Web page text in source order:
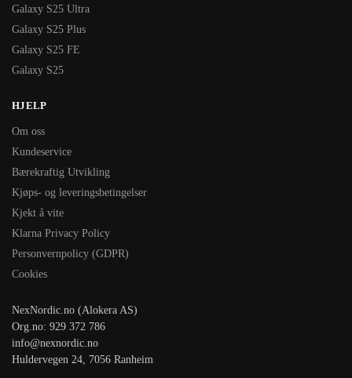
Galaxy S25 Ultra
Galaxy S25 Plus
Galaxy S25 FE
Galaxy S25
HJELP
Om oss
Kundeservice
Bærekraftig Utvikling
Kjøps- og leveringsbetingelser
Kjekt å vite
Klarna Privacy Policy
Personvernpolicy (GDPR)
Cookies
NexNordic.no (Alokera AS)
Org.no: 929 372 786
info@nexnordic.no
Huldervegen 24, 7056 Ranheim